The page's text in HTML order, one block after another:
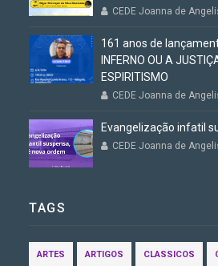
CEDE Joanna de
161 anos de
INFERNO OU A
ESPIRITISMO
CEDE Joanna de
Evangelização infatil
CEDE Joanna de
TAGS
ARTES ARTIGOS CLASSICOS